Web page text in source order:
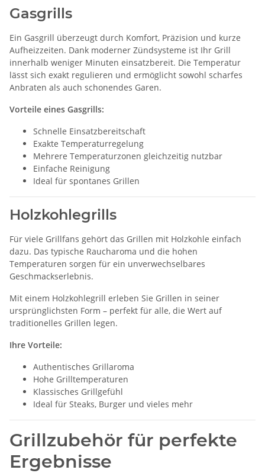
Gasgrills
Ein Gasgrill überzeugt durch Komfort, Präzision und kurze
Aufheizzeiten. Dank moderner Zündsysteme ist Ihr Grill
innerhalb weniger Minuten einsatzbereit. Die Temperatur
lässt sich exakt regulieren und ermöglicht sowohl scharfes
Anbraten als auch schonendes Garen.
Vorteile eines Gasgrills:
Schnelle Einsatzbereitschaft
Exakte Temperaturregelung
Mehrere Temperaturzonen gleichzeitig nutzbar
Einfache Reinigung
Ideal für spontanes Grillen
Holzkohlegrills
Für viele Grillfans gehört das Grillen mit Holzkohle einfach
dazu. Das typische Raucharoma und die hohen
Temperaturen sorgen für ein unverwechselbares
Geschmackserlebnis.
Mit einem Holzkohlegrill erleben Sie Grillen in seiner
ursprünglichsten Form – perfekt für alle, die Wert auf
traditionelles Grillen legen.
Ihre Vorteile:
Authentisches Grillaroma
Hohe Grilltemperaturen
Klassisches Grillgefühl
Ideal für Steaks, Burger und vieles mehr
Grillzubehör für perfekte
Ergebnisse